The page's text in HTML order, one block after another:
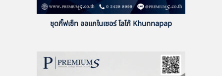
ชุดกิ๊ฟเซ็ท ออแกไนเซอร์ โลโก้ Khunnapap